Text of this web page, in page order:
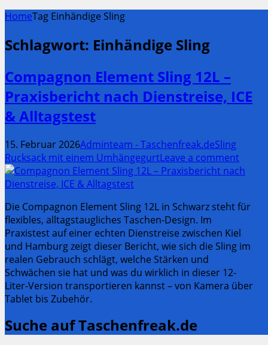
HomeTag Einhändige Sling
Schlagwort: Einhändige Sling
Compagnon Element Sling 12L –
Praxisbericht nach Dienstreise, ICE
& Alltagstest
15. Februar 2026Adminteam - Taschenfreak.deSling
Rucksack mit einem UmhängegurtLeave a comment
Die Compagnon Element Sling 12L in Schwarz steht für
flexibles, alltagstaugliches Taschen-Design. Im
Praxistest auf einer echten Dienstreise zwischen Kiel
und Hamburg zeigt dieser Bericht, wie sich die Sling im
realen Gebrauch schlägt, welche Stärken und
Schwächen sie hat und was du wirklich in dieser 12-
Liter-Version transportieren kannst – von Kamera über
Tablet bis Zubehör.
Suche auf Taschenfreak.de